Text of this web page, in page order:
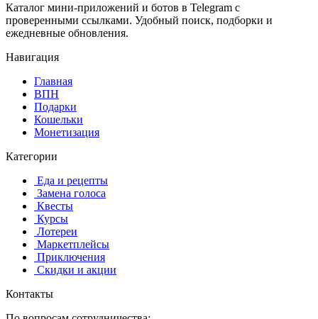
Каталог мини-приложений и ботов в Telegram с
проверенными ссылками. Удобный поиск, подборки и
ежедневные обновления.
Навигация
Главная
️ВПН
Подарки
Кошельки
Монетизация
Категории
️ ️Еда и рецепты
️ Замена голоса
️ Квесты
‍ Курсы
️ Лотереи
️ Маркетплейсы
️ Приключения
️ Скидки и акции
Контакты